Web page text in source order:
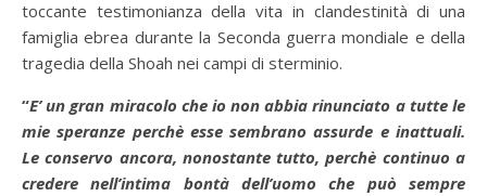
toccante testimonianza della vita in clandestinità di una
famiglia ebrea durante la Seconda guerra mondiale e della
tragedia della Shoah nei campi di sterminio.
“E’ un gran miracolo che io non abbia rinunciato a tutte le
mie speranze perchè esse sembrano assurde e inattuali.
Le conservo ancora, nonostante tutto, perchè continuo a
credere nell’intima bontà dell’uomo che può sempre